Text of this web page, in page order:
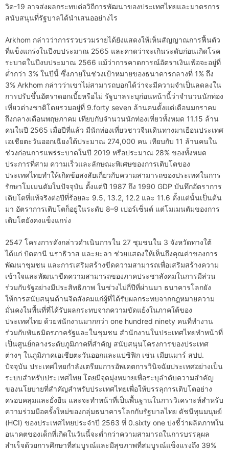
วิด-19 อาจส่งผลกระทบต่อวิถีการพัฒนาของประเทศไทยและมาตรการ
สนับสนุนที่รัฐบาลได้นำเสนออย่างไร
Arkhom กล่าวว่าการรวบรวมรายได้ยังแสดงให้เห็นสัญญาณการฟื้นตัว
ที่แข็งแกร่งในปีงบประมาณ 2565 และคาดว่าจะเกินระดับก่อนเกิดโรค
ระบาดในปีงบประมาณ 2566 แม้ว่าการคาดการณ์อัตราเงินเฟ้อจะอยู่ที่
ต่ำกว่า 3% ในปีนี้ ซึ่งภายในช่วงเป้าหมายของธนาคารกลางที่ 1% ถึง
3% Arkhom กล่าวว่าเขาไม่สามารถบอกได้ว่าจะมีความจำเป็นลดลงใน
การปรับขึ้นอัตราดอกเบี้ยหรือไม่ รัฐบาลระบุก่อนหน้านี้ว่าจำนวนนักท่อง
เที่ยวต่างชาติโดยรวมอยู่ที่ 9.forty seven ล้านคนตั้งแต่เดือนมกราคม
ถึงกลางเดือนพฤษภาคม เทียบกับจำนวนนักท่องเที่ยวทั้งหมด 11.15 ล้าน
คนในปี 2565 เมื่อปีที่แล้ว มีนักท่องเที่ยวชาวจีนเดินทางมาเยือนประเทศ
เอเชียตะวันออกเฉียงใต้ประมาณ 274,000 คน เทียบกับ 11 ล้านคนใน
ช่วงก่อนการแพร่ระบาดในปี 2019 หรือประมาณ 28% ของทั้งหมด
ประการที่สาม ความเร็วและลักษณะพิเศษของการเติบโตของ
ประเทศไทยทำให้เกิดข้อสงสัยเกี่ยวกับความสามารถของประเทศในการ
รักษาโมเมนตัมในปัจจุบัน ตั้งแต่ปี 1987 ถึง 1990 GDP บันทึกอัตราการ
เติบโตที่แท้จริงต่อปีที่ร้อยละ 9.5, 13.2, 12.2 และ 11.6 ตั้งแต่นั้นเป็นต้น
มา อัตราการเติบโตก็อยู่ในระดับ 8–9 เปอร์เซ็นต์ แต่โมเมนตัมของการ
เติบโตยังคงแข็งแกร่ง
2547 โครงการดังกล่าวดำเนินการใน 27 ชุมชนใน 3 จังหวัดทางใต้
ได้แก่ ปัตตานี นราธิวาส และยะลา ช่วยแสดงให้เห็นถึงคุณค่าของการ
พัฒนาชุมชน และการเสริมสร้างขีดความสามารถเพื่อเสริมสร้างความ
เข้าใจและพัฒนาขีดความสามารถของภาคประชาสังคมในการมีส่วน
ร่วมกับรัฐอย่างมีประสิทธิภาพ ในช่วงไม่กี่ปีที่ผ่านมา ธนาคารโลกยัง
ให้การสนับสนุนด้านจิตสังคมแก่ผู้ที่ได้รับผลกระทบจากกฎหมายความ
มั่นคงในพื้นที่ที่ได้รับผลกระทบจากความขัดแย้งในภาคใต้ของ
ประเทศไทย ด้วยพนักงานมากกว่า one hundred ninety คนที่ทำงาน
ร่วมกับพันธมิตรภาครัฐและในชุมชน สำนักงานในประเทศไทยทำหน้าที่
เป็นศูนย์กลางระดับภูมิภาคที่สำคัญ สนับสนุนโครงการของประเทศ
ต่างๆ ในภูมิภาคเอเชียตะวันออกและแปซิฟิก เช่น เมียนมาร์ สปป.
ปัจจุบัน ประเทศไทยกำลังเตรียมการอัพเดตการวินิจฉัยประเทศอย่างเป็น
ระบบสำหรับประเทศไทย โดยมีจุดมุ่งหมายเพื่อระบุลำดับความสำคัญ
ของนโยบายที่สำคัญสำหรับประเทศไทยเพื่อให้บรรลุการเติบโตอย่าง
ครอบคลุมและยั่งยืน และจะทำหน้าที่เป็นพื้นฐานในการวิเคราะห์สำหรับ
ความร่วมมือครั้งใหม่ของกลุ่มธนาคารโลกกับรัฐบาลไทย ดัชนีทุนมนุษย์
(HCI) ของประเทศไทยประจำปี 2563 ที่ 0.sixty one บ่งชี้ว่าผลิตภาพใน
อนาคตของเด็กที่เกิดในวันนี้จะต่ำกว่าความสามารถในการบรรลุผล
สำเร็จด้วยการศึกษาที่สมบูรณ์และมีสุขภาพที่สมบูรณ์แข็งแรงถึง 39%